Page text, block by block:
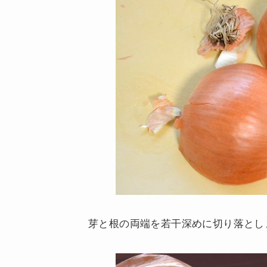
芽と根の両端を若干深めに切り落とし